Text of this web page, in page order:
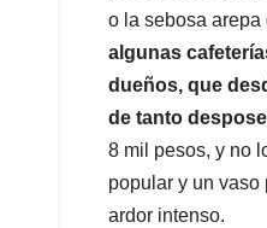
o la sebosa arepa
algunas
dueños, que
de tanto
8 mil pesos, y no
popular y un vaso
ardor intenso.